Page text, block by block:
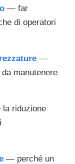
— far
di operatori
—
manutenere
riduzione
— perché un